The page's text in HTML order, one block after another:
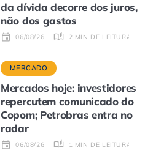
da dívida decorre dos juros,
não dos gastos
06/08/26 2 MIN DE LEITURA
MERCADO
Mercados hoje: investidores
repercutem comunicado do
Copom; Petrobras entra no
radar
06/08/26 1 MIN DE LEITURA